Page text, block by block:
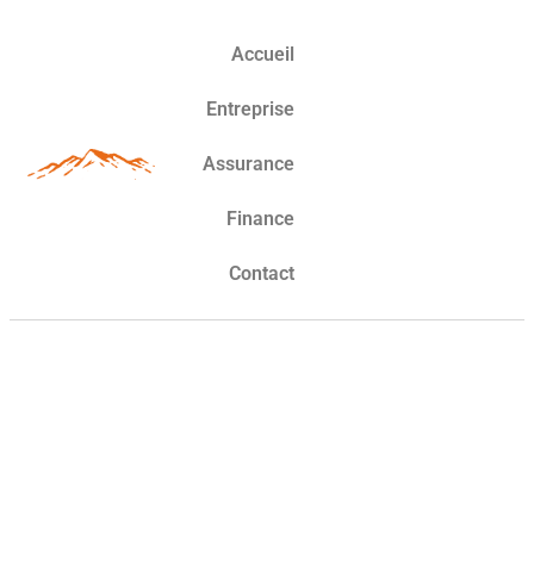
Accueil
Entreprise
Assurance
Finance
Contact